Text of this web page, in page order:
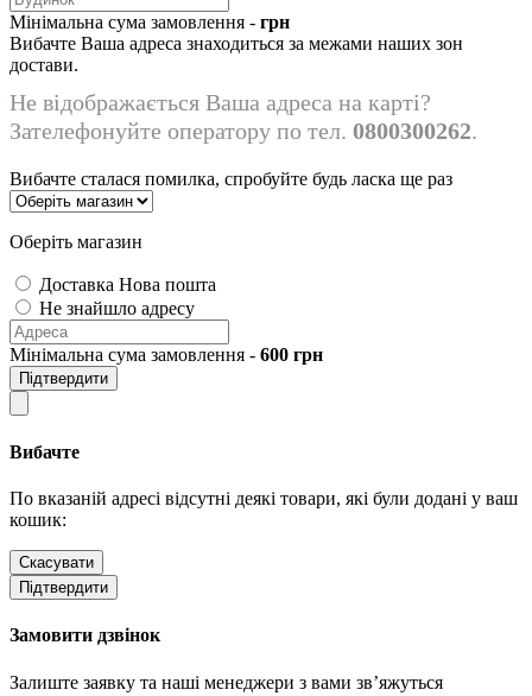
Мінімальна сума замовлення - грн
Вибачте Ваша адреса знаходиться за межами наших зон
достави.
Не відображається Ваша адреса на карті?
Зателефонуйте оператору по тел. 0800300262.
Вибачте сталася помилка, спробуйте будь ласка ще раз
Оберіть магазин
Доставка Нова пошта
Не знайшло адресу
Мінімальна сума замовлення - 600 грн
Підтвердити
Вибачте
По вказаній адресі відсутні деякі товари, які були додані у ваш
кошик:
Скасувати
Підтвердити
Замовити дзвінок
Залиште заявку та наші менеджери з вами зв’яжуться